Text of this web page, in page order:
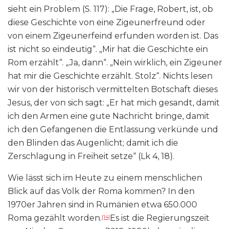
sieht ein Problem (S. 117): „Die Frage, Robert, ist, ob
diese Geschichte von eine Zigeunerfreund oder
von einem Zigeunerfeind erfunden worden ist. Das
ist nicht so eindeutig“. „Mir hat die Geschichte ein
Rom erzählt“. „Ja, dann“. „Nein wirklich, ein Zigeuner
hat mir die Geschichte erzählt. Stolz“. Nichts lesen
wir von der historisch vermittelten Botschaft dieses
Jesus, der von sich sagt: „Er hat mich gesandt, damit
ich den Armen eine gute Nachricht bringe, damit
ich den Gefangenen die Entlassung verkünde und
den Blinden das Augenlicht; damit ich die
Zerschlagung in Freiheit setze“ (Lk 4, 18).
Wie lässt sich im Heute zu einem menschlichen
Blick auf das Volk der Roma kommen? In den
1970er Jahren sind in Rumänien etwa 650.000
Roma gezählt worden.[14]Es ist die Regierungszeit